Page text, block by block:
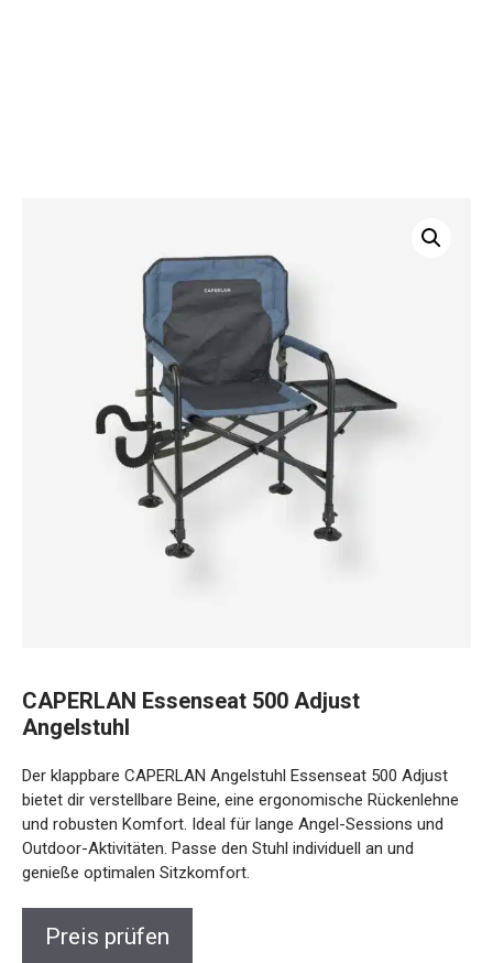
Angelstuhl
bietet dir verstellbare Beine, eine ergonomische
Rückenlehne und robusten Komfort. Ideal für lange Angel-
Sessions und Outdoor-Aktivitäten. Passe den Stuhl
individuell an und genieße optimalen Sitzkomfort.